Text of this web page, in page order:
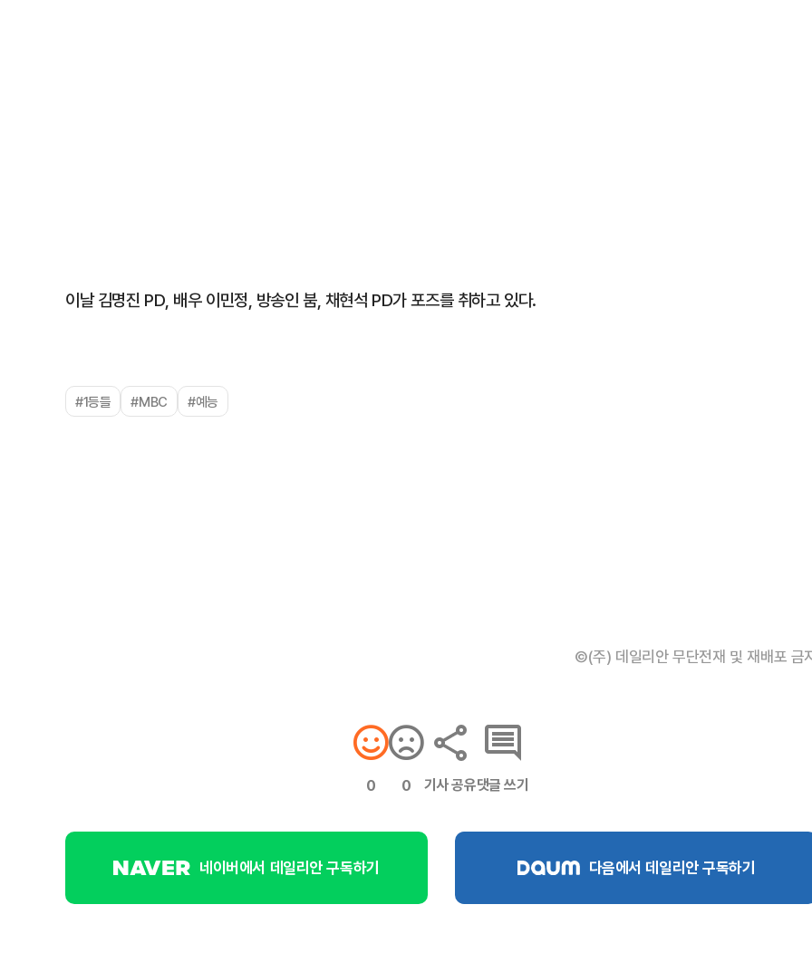
이날 김명진 PD, 배우 이민정, 방송인 붐, 채현석 PD가 포즈를 취하고 있다.
#1등들 #MBC #예능
©(주) 데일리안 무단전재 및 재배포 금
0 0 기사 공유댓글 쓰기
네이버에서 데일리안 구독하기 다음에서 데일리안 구독하기